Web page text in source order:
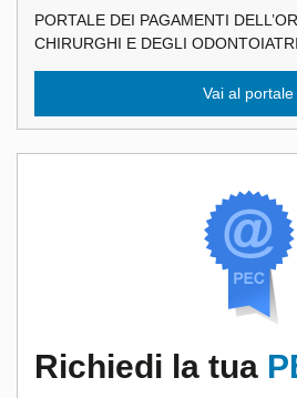
PORTALE DEI PAGAMENTI
CHIRURGHI E DEGLI
Vai al portale
Richiedi la tua